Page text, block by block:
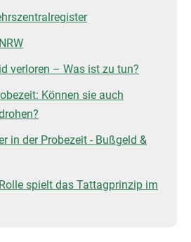
verloren – Was ist zu tun?
Können sie auch
in der Probezeit - Bußgeld &
spielt das Tattagprinzip im